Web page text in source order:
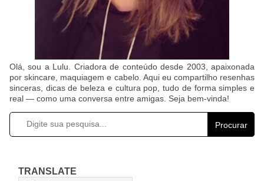
Olá, sou a Lulu. Criadora de conteúdo desde 2003, apaixonada
por skincare, maquiagem e cabelo. Aqui eu compartilho resenhas
sinceras, dicas de beleza e cultura pop, tudo de forma simples e
real — como uma conversa entre amigas. Seja bem-vinda!
Procurar
TRANSLATE